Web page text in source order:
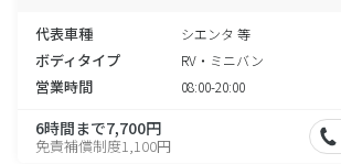
代表車種 シエンタ 等
ボディタイプ RV・ミニバン
営業時間 08:00-20:00
6時間まで7,700円
免責補償制度1,100円